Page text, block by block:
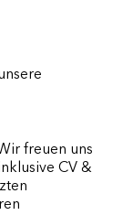
freuen uns
CV &